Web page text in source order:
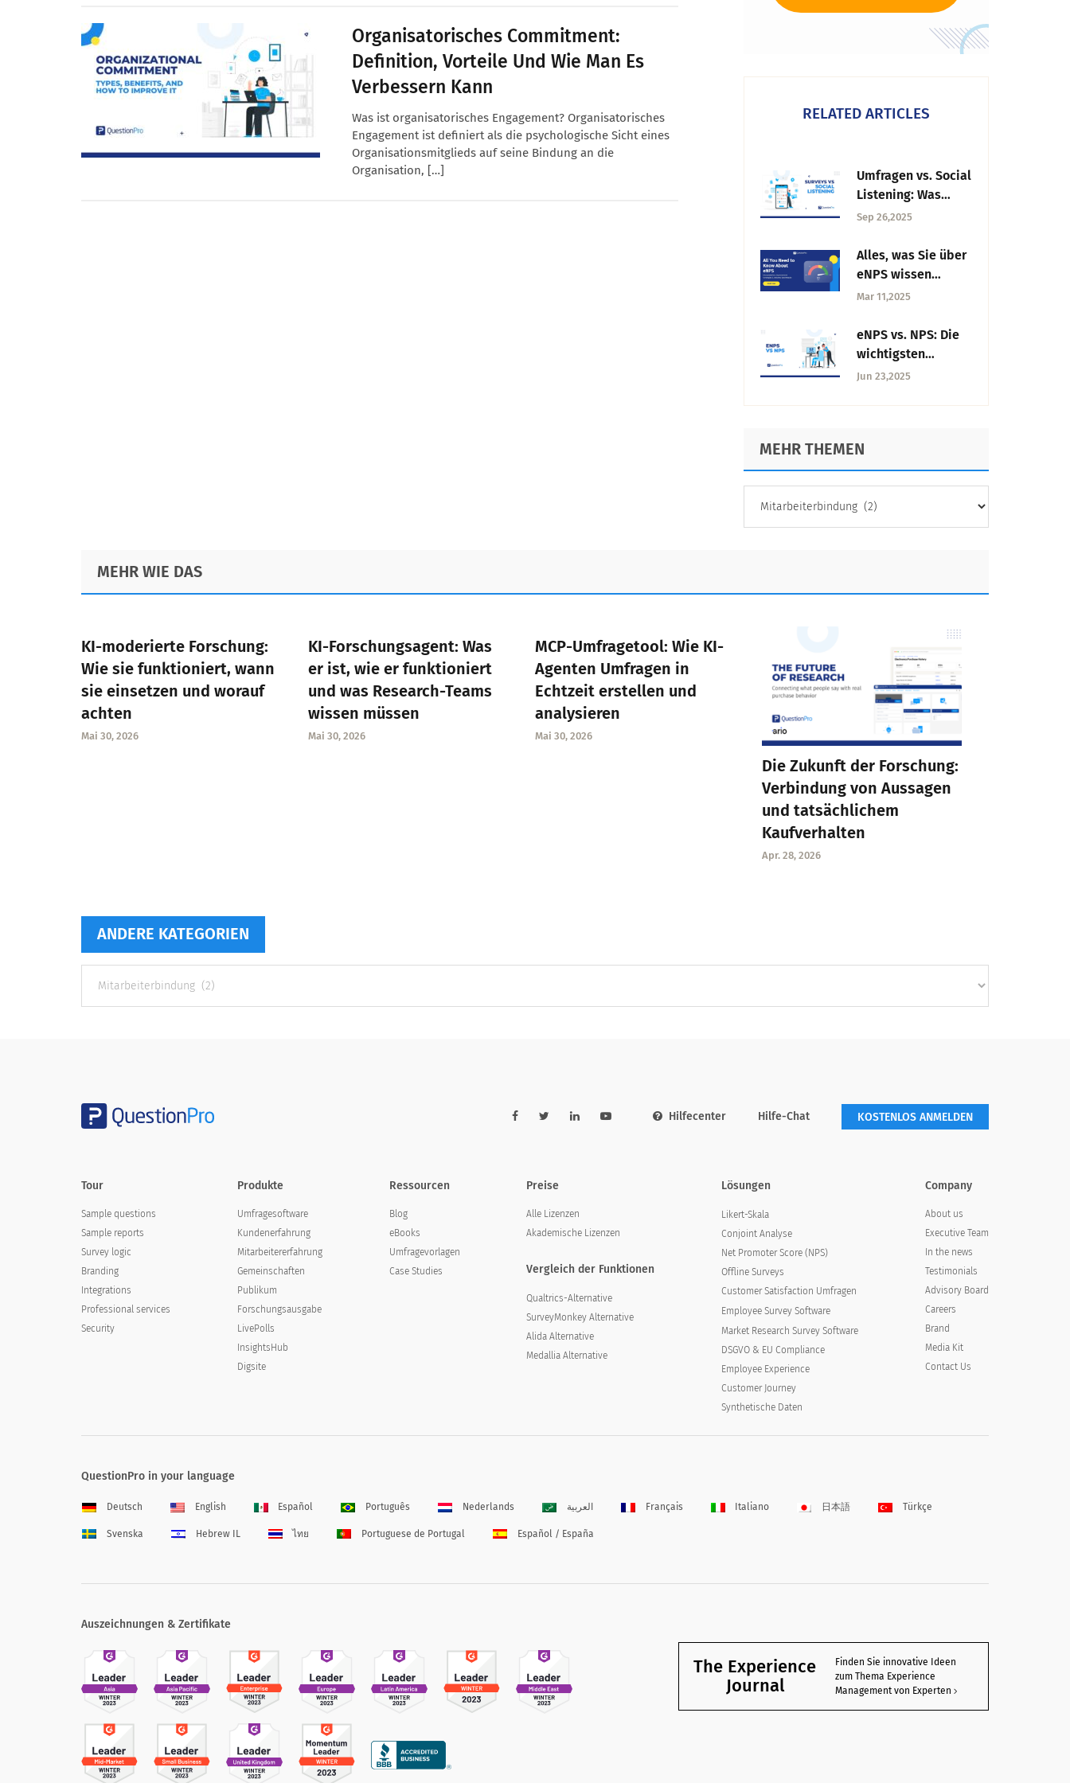
Organisatorisches Commitment:
Definition, Vorteile Und Wie Man Es
Verbessern Kann
Was ist organisatorisches Engagement? Organisatorisches
Engagement ist definiert als die psychologische Sicht eines
Organisationsmitglieds auf seine Bindung an die
Organisation, […]
RELATED ARTICLES
Umfragen vs. Social
Listening: Was
liefert bessere
Sep 26,2025
Alles, was Sie über
eNPS wissen
müssen:
Verbesserungsstrat
egien & Branchen-
Benchmarks
Mar 11,2025
eNPS vs. NPS: Die
wichtigsten
Unterschiede und
verwenden sollten
Jun 23,2025
MEHR THEMEN
THEMEN
MEHR WIE DAS
KI-moderierte Forschung:
Wie sie funktioniert, wann
sie einsetzen und worauf
achten
Mai 30, 2026
KI-Forschungsagent: Was
er ist, wie er funktioniert
und was Research-Teams
wissen müssen
Mai 30, 2026
MCP-Umfragetool: Wie KI-
Agenten Umfragen in
Echtzeit erstellen und
analysieren
Mai 30, 2026
Die Zukunft der Forschung:
Verbindung von Aussagen
und tatsächlichem
Kaufverhalten
Apr. 28, 2026
ANDERE KATEGORIEN
Kategorien
Hilfecenter Hilfe-Chat KOSTENLOS ANMELDEN
Tour
Sample questions
Sample reports
Survey logic
Branding
Integrations
Professional services
Security
Produkte
Umfragesoftware
Kundenerfahrung
Mitarbeitererfahrung
Gemeinschaften
Publikum
Forschungsausgabe
LivePolls
InsightsHub
Digsite
Ressourcen
Blog
eBooks
Umfragevorlagen
Case Studies
Preise
Alle Lizenzen
Akademische Lizenzen
Vergleich der Funktionen
Qualtrics-Alternative
SurveyMonkey Alternative
Alida Alternative
Medallia Alternative
Lösungen
Likert-Skala
Conjoint Analyse
Net Promoter Score (NPS)
Offline Surveys
Customer Satisfaction Umfragen
Employee Survey Software
Market Research Survey Software
DSGVO & EU Compliance
Employee Experience
Customer Journey
Synthetische Daten
Company
About us
Executive Team
In the news
Testimonials
Advisory Board
Careers
Brand
Media Kit
Contact Us
QuestionPro in your language
Deutsch English Español Português Nederlands العربية Français Italiano 日本語 Türkçe
Svenska Hebrew IL ไทย Portuguese de Portugal Español / España
Auszeichnungen & Zertifikate
The Experience
Journal
Finden Sie innovative Ideen
zum Thema Experience
Management von Experten